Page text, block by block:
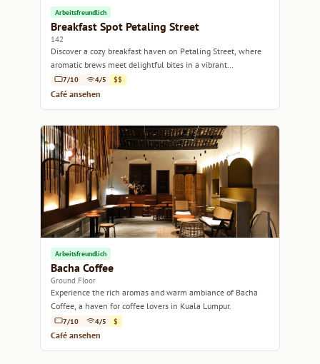
Arbeitsfreundlich
Breakfast Spot Petaling Street
142
Discover a cozy breakfast haven on Petaling Street, where
aromatic brews meet delightful bites in a vibrant
atmosphere.
7/10 4/5 $$
Café ansehen
Arbeitsfreundlich
Bacha Coffee
Ground Floor
Experience the rich aromas and warm ambiance of Bacha
Coffee, a haven for coffee lovers in Kuala Lumpur.
7/10 4/5 $
Café ansehen